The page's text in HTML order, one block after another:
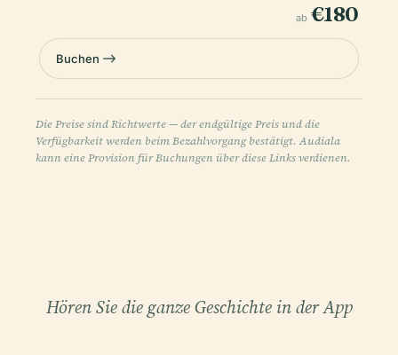
ab €180
Buchen
Die Preise sind Richtwerte — der endgültige Preis und die
Verfügbarkeit werden beim Bezahlvorgang bestätigt. Audiala
kann eine Provision für Buchungen über diese Links verdienen.
Hören Sie die ganze Geschichte in der App